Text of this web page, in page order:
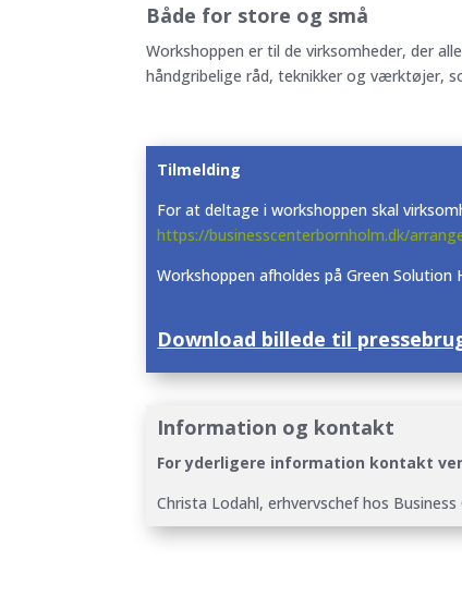
Både for store og små
Workshoppen er til de virksomheder, der
håndgribelige råd, teknikker og værktøjer,
Tilmelding
For at deltage i workshoppen skal
https://businesscenterbornholm.dk/
Workshoppen afholdes på Green Solution
Download billede til
Information og kontakt
For yderligere information kontakt
Christa Lodahl, erhvervschef hos